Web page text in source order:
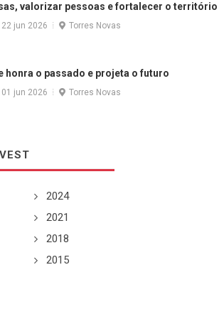
valorizar pessoas e fortalecer o território
22 jun 2026 Torres Novas
honra o passado e projeta o futuro
01 jun 2026 Torres Novas
2024
2021
2018
2015